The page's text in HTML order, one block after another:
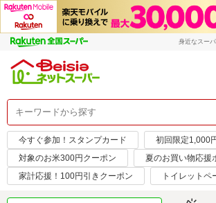
身近なスー
今すぐ参加！スタンプカード 初回限定1,000
対象のお米300円クーポン
夏のお買い物応援
家計応援！100円引きクーポン
トイレットペ